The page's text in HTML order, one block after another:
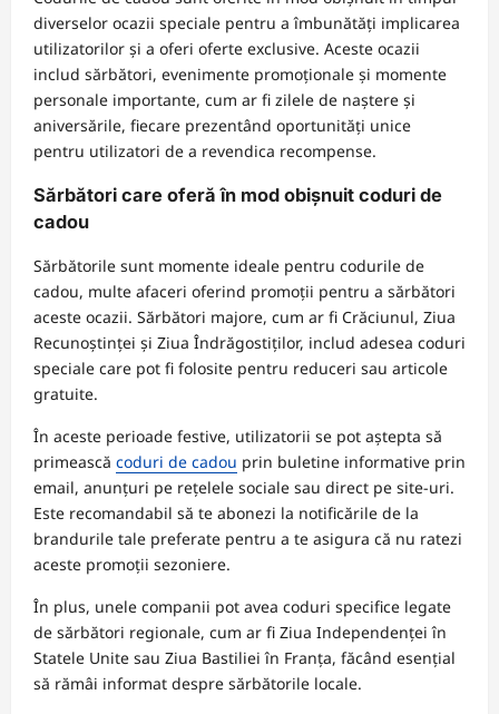
diverselor ocazii speciale pentru a îmbunătăți implicarea
utilizatorilor și a oferi oferte exclusive. Aceste ocazii
includ sărbători, evenimente promoționale și momente
personale importante, cum ar fi zilele de naștere și
aniversările, fiecare prezentând oportunități unice
pentru utilizatori de a revendica recompense.
Sărbători care oferă în mod obișnuit coduri de
cadou
Sărbătorile sunt momente ideale pentru codurile de
cadou, multe afaceri oferind promoții pentru a sărbători
aceste ocazii. Sărbători majore, cum ar fi Crăciunul, Ziua
Recunoștinței și Ziua Îndrăgostiților, includ adesea coduri
speciale care pot fi folosite pentru reduceri sau articole
gratuite.
În aceste perioade festive, utilizatorii se pot aștepta să
primească coduri de cadou prin buletine informative prin
email, anunțuri pe rețelele sociale sau direct pe site-uri.
Este recomandabil să te abonezi la notificările de la
brandurile tale preferate pentru a te asigura că nu ratezi
aceste promoții sezoniere.
În plus, unele companii pot avea coduri specifice legate
de sărbători regionale, cum ar fi Ziua Independenței în
Statele Unite sau Ziua Bastiliei în Franța, făcând esențial
să rămâi informat despre sărbătorile locale.